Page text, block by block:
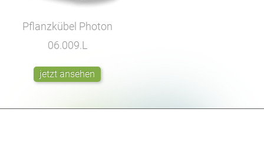
Pflanzkübel Photon
06.009.L
jetzt ansehen